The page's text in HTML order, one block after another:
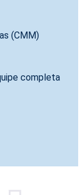
(CMM)
completa